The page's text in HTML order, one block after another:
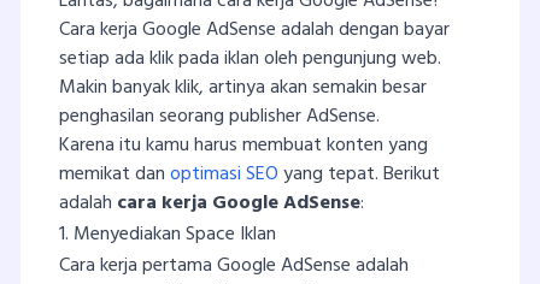
Cara kerja Google AdSense adalah dengan bayar
setiap ada klik pada iklan oleh pengunjung web.
Makin banyak klik, artinya akan semakin besar
penghasilan seorang publisher AdSense.
Karena itu kamu harus membuat konten yang
memikat danoptimasi SEOyang tepat. Berikut
adalah cara kerja Google AdSense:
1. Menyediakan Space Iklan
Cara kerja pertama Google AdSense adalah